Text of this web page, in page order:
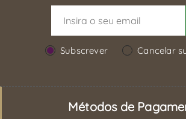
Subscrever Cancelar
Métodos de